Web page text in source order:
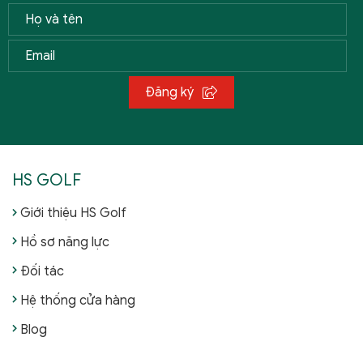
Đăng ký
HS GOLF
Giới thiệu HS Golf
Hồ sơ năng lực
Đối tác
Hệ thống cửa hàng
Blog